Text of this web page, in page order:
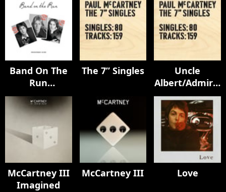
Band On The
Run
(Underdubbed
Mixes)
The 7” Singles
Uncle
Albert/Admiral
Halsey / Too
Many People
(Mono /
Remastered
McCartney III
Imagined
McCartney III Love